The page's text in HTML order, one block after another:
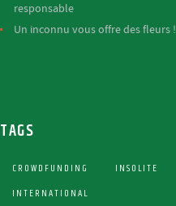
responsable
Un inconnu vous offre des fleurs !
TAGS
CROWDFUNDING
INSOLITE
INTERNATIONAL